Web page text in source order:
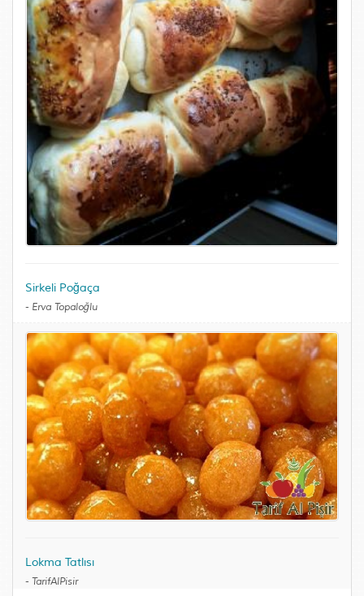
Sirkeli Poğaça
- Erva Topaloğlu
Lokma Tatlısı
- TarifAlPisir